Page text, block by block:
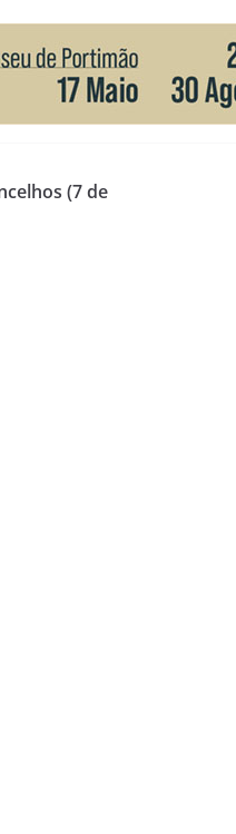
(7 de